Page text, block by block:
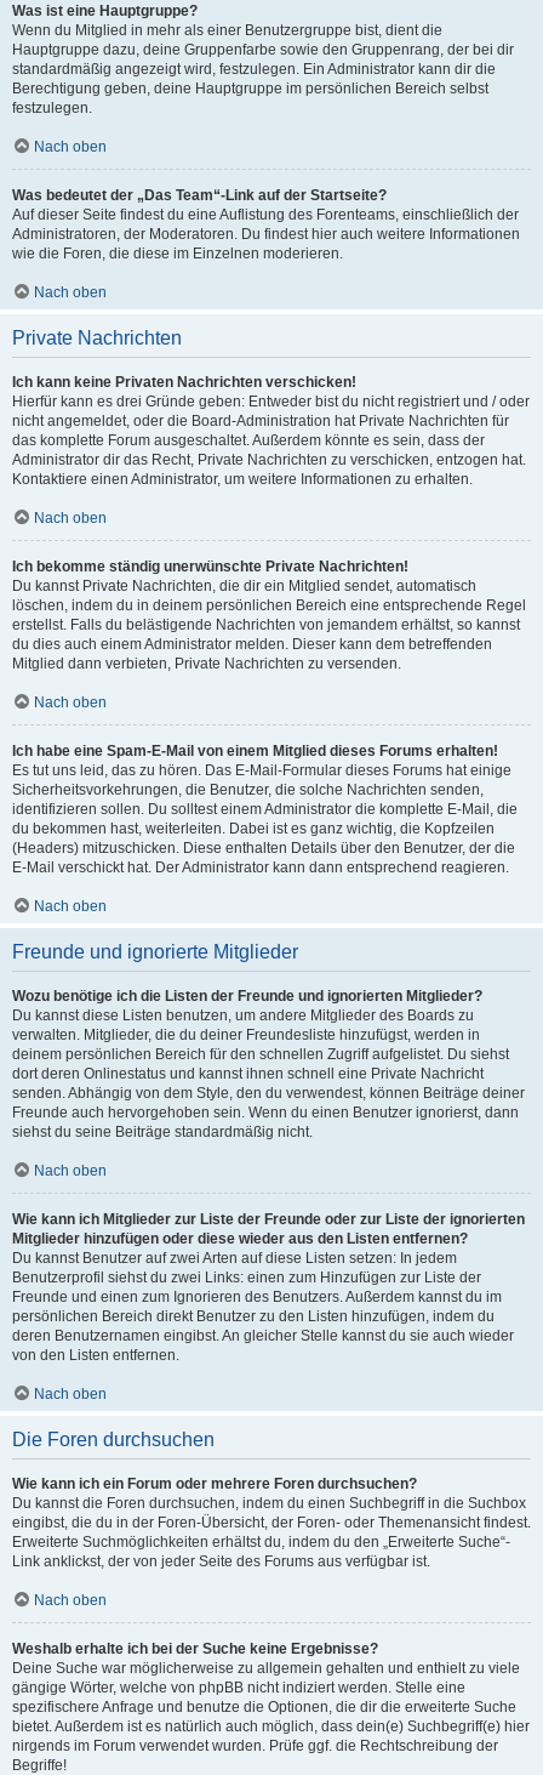
Was ist eine Hauptgruppe?
Wenn du Mitglied in mehr als einer Benutzergruppe bist, dient die
Hauptgruppe dazu, deine Gruppenfarbe sowie den Gruppenrang, der bei dir
standardmäßig angezeigt wird, festzulegen. Ein Administrator kann dir die
Berechtigung geben, deine Hauptgruppe im persönlichen Bereich selbst
festzulegen.
Nach oben
Was bedeutet der „Das Team“-Link auf der Startseite?
Auf dieser Seite findest du eine Auflistung des Forenteams, einschließlich der
Administratoren, der Moderatoren. Du findest hier auch weitere Informationen
wie die Foren, die diese im Einzelnen moderieren.
Nach oben
Private Nachrichten
Ich kann keine Privaten Nachrichten verschicken!
Hierfür kann es drei Gründe geben: Entweder bist du nicht registriert und / oder
nicht angemeldet, oder die Board-Administration hat Private Nachrichten für
das komplette Forum ausgeschaltet. Außerdem könnte es sein, dass der
Administrator dir das Recht, Private Nachrichten zu verschicken, entzogen hat.
Kontaktiere einen Administrator, um weitere Informationen zu erhalten.
Nach oben
Ich bekomme ständig unerwünschte Private Nachrichten!
Du kannst Private Nachrichten, die dir ein Mitglied sendet, automatisch
löschen, indem du in deinem persönlichen Bereich eine entsprechende Regel
erstellst. Falls du belästigende Nachrichten von jemandem erhältst, so kannst
du dies auch einem Administrator melden. Dieser kann dem betreffenden
Mitglied dann verbieten, Private Nachrichten zu versenden.
Nach oben
Ich habe eine Spam-E-Mail von einem Mitglied dieses Forums erhalten!
Es tut uns leid, das zu hören. Das E-Mail-Formular dieses Forums hat einige
Sicherheitsvorkehrungen, die Benutzer, die solche Nachrichten senden,
identifizieren sollen. Du solltest einem Administrator die komplette E-Mail, die
du bekommen hast, weiterleiten. Dabei ist es ganz wichtig, die Kopfzeilen
(Headers) mitzuschicken. Diese enthalten Details über den Benutzer, der die
E-Mail verschickt hat. Der Administrator kann dann entsprechend reagieren.
Nach oben
Freunde und ignorierte Mitglieder
Wozu benötige ich die Listen der Freunde und ignorierten Mitglieder?
Du kannst diese Listen benutzen, um andere Mitglieder des Boards zu
verwalten. Mitglieder, die du deiner Freundesliste hinzufügst, werden in
deinem persönlichen Bereich für den schnellen Zugriff aufgelistet. Du siehst
dort deren Onlinestatus und kannst ihnen schnell eine Private Nachricht
senden. Abhängig von dem Style, den du verwendest, können Beiträge deiner
Freunde auch hervorgehoben sein. Wenn du einen Benutzer ignorierst, dann
siehst du seine Beiträge standardmäßig nicht.
Nach oben
Wie kann ich Mitglieder zur Liste der Freunde oder zur Liste der ignorierten
Mitglieder hinzufügen oder diese wieder aus den Listen entfernen?
Du kannst Benutzer auf zwei Arten auf diese Listen setzen: In jedem
Benutzerprofil siehst du zwei Links: einen zum Hinzufügen zur Liste der
Freunde und einen zum Ignorieren des Benutzers. Außerdem kannst du im
persönlichen Bereich direkt Benutzer zu den Listen hinzufügen, indem du
deren Benutzernamen eingibst. An gleicher Stelle kannst du sie auch wieder
von den Listen entfernen.
Nach oben
Die Foren durchsuchen
Wie kann ich ein Forum oder mehrere Foren durchsuchen?
Du kannst die Foren durchsuchen, indem du einen Suchbegriff in die Suchbox
eingibst, die du in der Foren-Übersicht, der Foren- oder Themenansicht findest.
Erweiterte Suchmöglichkeiten erhältst du, indem du den „Erweiterte Suche“-
Link anklickst, der von jeder Seite des Forums aus verfügbar ist.
Nach oben
Weshalb erhalte ich bei der Suche keine Ergebnisse?
Deine Suche war möglicherweise zu allgemein gehalten und enthielt zu viele
gängige Wörter, welche von phpBB nicht indiziert werden. Stelle eine
spezifischere Anfrage und benutze die Optionen, die dir die erweiterte Suche
bietet. Außerdem ist es natürlich auch möglich, dass dein(e) Suchbegriff(e) hier
nirgends im Forum verwendet wurden. Prüfe ggf. die Rechtschreibung der
Begriffe!